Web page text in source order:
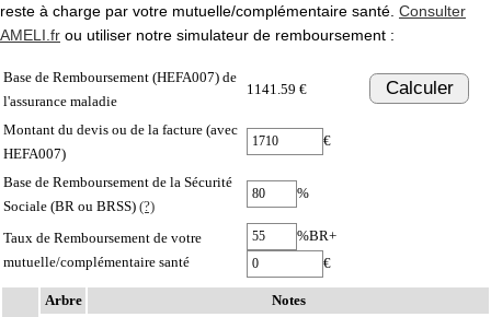
reste à charge par votre mutuelle/complémentaire santé. Consulter
AMELI.fr ou utiliser notre simulateur de remboursement :
Base de Remboursement (HEFA007) de
l'assurance maladie
1141.59 € Calculer
Montant du devis ou de la facture (avec
HEFA007)
€
Base de Remboursement de la Sécurité
Sociale (BR ou BRSS) (?)
%
Taux de Remboursement de votre
mutuelle/complémentaire santé
%BR+
€
Arbre Notes